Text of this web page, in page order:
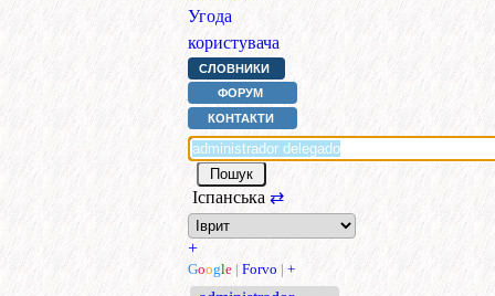
Угода
користувача
СЛОВНИКИ
ФОРУМ
КОНТАКТИ
Іспанська ⇄
+
Google | Forvo | +